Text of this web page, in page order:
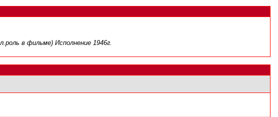
в фильме) Исполнение 1946г.